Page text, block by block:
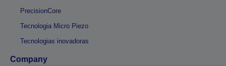
PrecisionCore
Tecnologia Micro Piezo
Tecnologias inovadoras
Company